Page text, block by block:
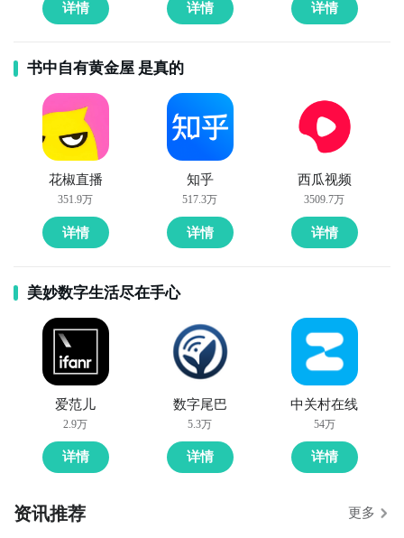
详情 详情 详情
书中自有黄金屋 是真的
花椒直播
351.9万
详情
知乎
517.3万
详情
西瓜视频
3509.7万
详情
美妙数字生活尽在手心
爱范儿
2.9万
详情
数字尾巴
5.3万
详情
中关村在线
54万
详情
资讯推荐 更多